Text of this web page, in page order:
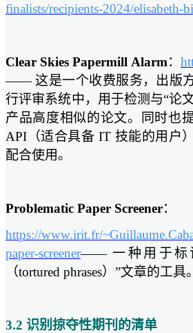
finalists/recipients-2024/elisabeth-
Clear Skies Papermill Alarm：
—— 这是一个收费服务，出版
行评审系统中，用于检测与“论
产品高度相似的论文。同时也
API（适合具备 IT 技能的用户
配合使用。
Problematic Paper Screener：
https://www.irit.fr/
paper-screener—— 一种用于标
（tortured phrases）”文章的工具。
3.2 识别掠夺性期刊的清单